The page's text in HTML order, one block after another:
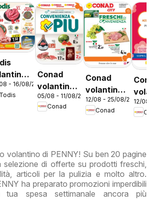
- 16/08/2026
Todis
Conad
volantino
Convenienza
Più Lazio
05/08 - 11/08/2026
Conad
Conad
volantino
City Lazio
12/08 - 25/08/2026
Conad
City
12/08
volantino di PENNY! Su ben 20 pagine
selezione di offerte su prodotti freschi,
articoli per la pulizia e molto altro.
ha preparato promozioni imperdibili
spesa settimanale ancora più